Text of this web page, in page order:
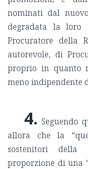
nominati dal
degradata la loro
Procuratore della
autorevole, di
proprio in quanto
meno indipendente
4. Seguendo
allora che la
sostenitori della
proporzione di una